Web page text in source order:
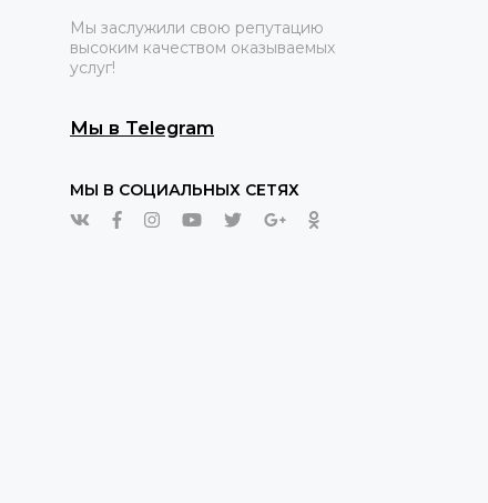
Мы заслужили свою репутацию
высоким качеством оказываемых
услуг!
Мы в Telegram
МЫ В СОЦИАЛЬНЫХ СЕТЯХ